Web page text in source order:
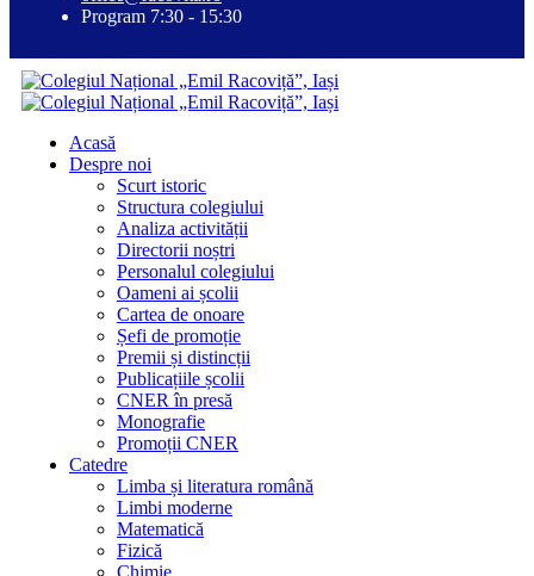
Program 7:30 - 15:30
Acasă
Despre noi
Scurt istoric
Structura colegiului
Analiza activității
Directorii noștri
Personalul colegiului
Oameni ai școlii
Cartea de onoare
Șefi de promoție
Premii și distincții
Publicațiile școlii
CNER în presă
Monografie
Promoții CNER
Catedre
Limba și literatura română
Limbi moderne
Matematică
Fizică
Chimie